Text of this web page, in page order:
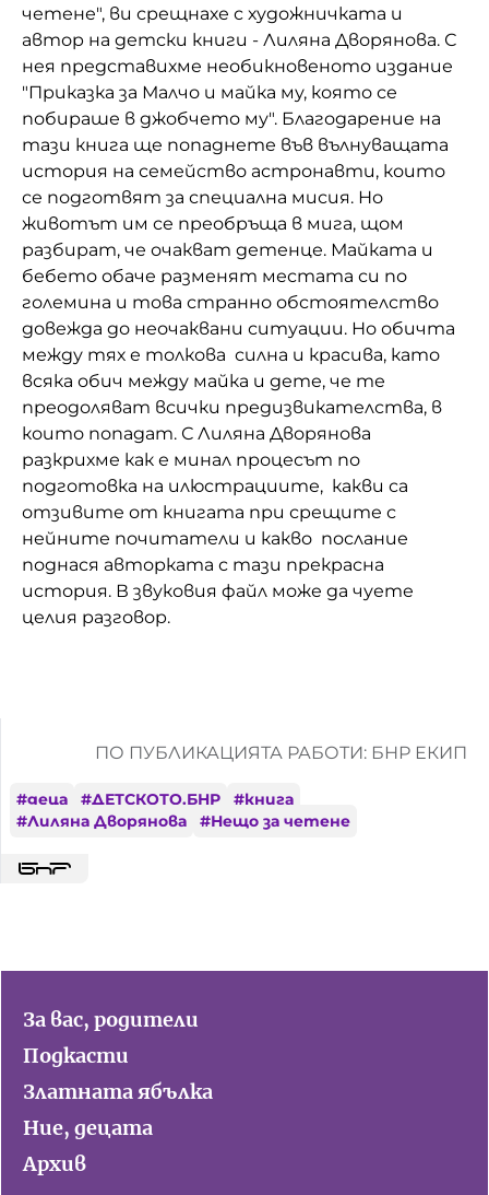
четене", ви срещнахе с художничката и
автор на детски книги - Лиляна Дворянова. С
нея представихме необикновеното издание
"Приказка за Малчо и майка му, която се
побираше в джобчето му". Благодарение на
тази книга ще попаднете във вълнуващата
история на семейство астронавти, които
се подготвят за специална мисия. Но
животът им се преобръща в мига, щом
разбират, че очакват детенце. Майката и
бебето обаче разменят местата си по
големина и това странно обстоятелство
довежда до неочаквани ситуации. Но обичта
между тях е толкова силна и красива, като
всяка обич между майка и дете, че те
преодоляват всички предизвикателства, в
които попадат. С Лиляна Дворянова
разкрихме как е минал процесът по
подготовка на илюстрациите, какви са
отзивите от книгата при срещите с
нейните почитатели и какво послание
поднася авторката с тази прекрасна
история. В звуковия файл може да чуете
целия разговор.
ПО ПУБЛИКАЦИЯТА РАБОТИ: БНР ЕКИП
#деца #ДЕТСКОТО.БНР #книга
#Лиляна Дворянова #Нещо за четене
За вас, родители
Подкасти
Златната ябълка
Ние, децата
Архив